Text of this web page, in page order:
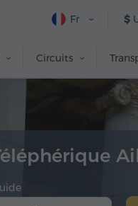
$
Fr
Circuits